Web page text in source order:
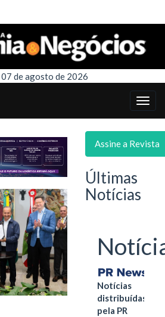
de agosto de 2026
Assine a Revista
Últimas
Notícias
Notícias
distribuídas
pela PR